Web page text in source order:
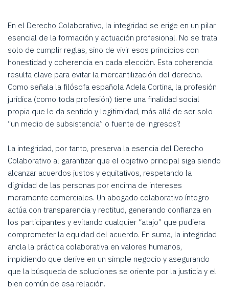
En el Derecho Colaborativo, la integridad se erige en un pilar
esencial de la formación y actuación profesional. No se trata
solo de cumplir reglas, sino de vivir esos principios con
honestidad y coherencia en cada elección. Esta coherencia
resulta clave para evitar la mercantilización del derecho.
Como señala la filósofa española Adela Cortina, la profesión
jurídica (como toda profesión) tiene una finalidad social
propia que le da sentido y legitimidad, más allá de ser solo
“un medio de subsistencia” o fuente de ingresos?.
La integridad, por tanto, preserva la esencia del Derecho
Colaborativo al garantizar que el objetivo principal siga siendo
alcanzar acuerdos justos y equitativos, respetando la
dignidad de las personas por encima de intereses
meramente comerciales. Un abogado colaborativo íntegro
actúa con transparencia y rectitud, generando confianza en
los participantes y evitando cualquier “atajo” que pudiera
comprometer la equidad del acuerdo. En suma, la integridad
ancla la práctica colaborativa en valores humanos,
impidiendo que derive en un simple negocio y asegurando
que la búsqueda de soluciones se oriente por la justicia y el
bien común de esa relación.